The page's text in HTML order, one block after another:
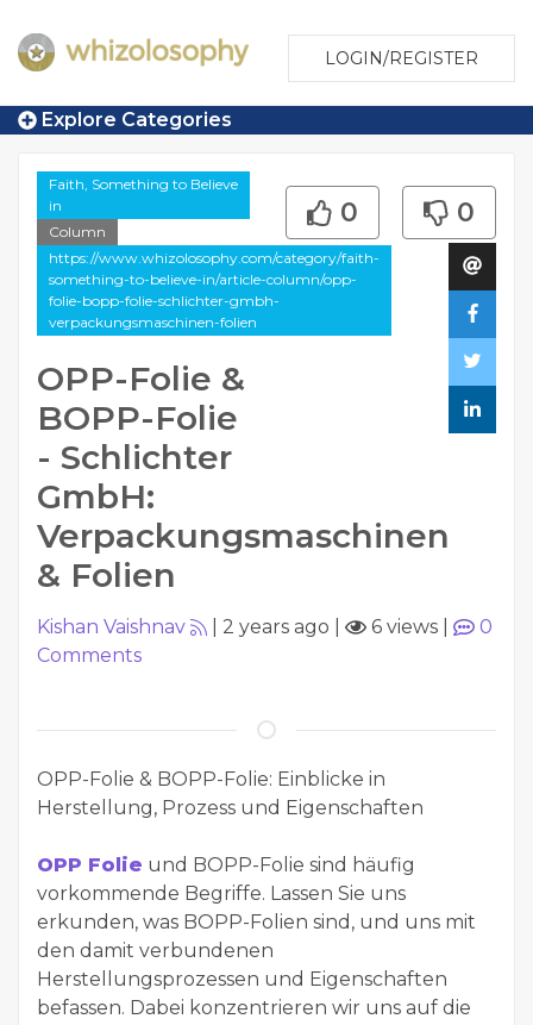
LOGIN/REGISTER
Explore Categories
Faith, Something to Believe
in
Column
https://www.whizolosophy.com/category/faith-
something-to-believe-in/article-column/opp-
folie-bopp-folie-schlichter-gmbh-
verpackungsmaschinen-folien
OPP-Folie &
BOPP-Folie
- Schlichter
GmbH:
Verpackungsmaschinen
& Folien
0 0
Kishan Vaishnav 2 years ago 6 views
0
Comments
OPP-Folie & BOPP-Folie: Einblicke in
Herstellung, Prozess und Eigenschaften
OPP Folie und BOPP-Folie sind häufig
vorkommende Begriffe. Lassen Sie uns
erkunden, was BOPP-Folien sind, und uns mit
den damit verbundenen
Herstellungsprozessen und Eigenschaften
befassen. Dabei konzentrieren wir uns auf die